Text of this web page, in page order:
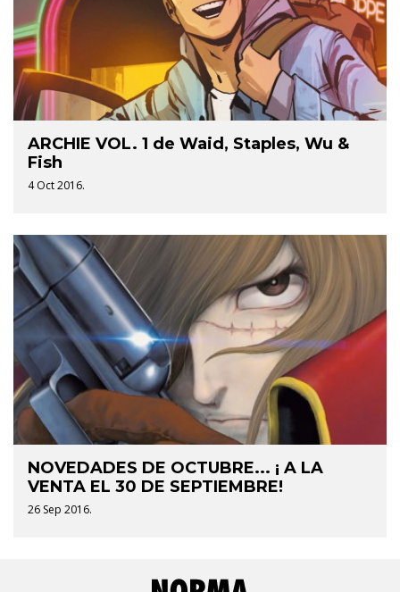
ARCHIE VOL. 1 de Waid, Staples, Wu &
Fish
4 Oct 2016.
NOVEDADES DE OCTUBRE... ¡ A LA
VENTA EL 30 DE SEPTIEMBRE!
26 Sep 2016.